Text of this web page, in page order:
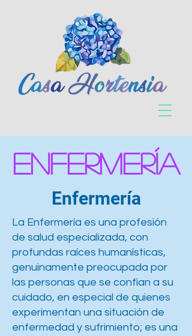
Enfermería
Enfermería
La Enfermería es una profesión
de salud especializada, con
profundas raíces humanísticas,
genuinamente preocupada por
las personas que se confían a su
cuidado, en especial de quienes
experimentan una situación de
enfermedad y sufrimiento; es una